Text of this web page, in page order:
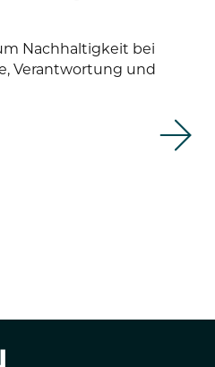
Nachhaltigkeit bei
Verantwortung und